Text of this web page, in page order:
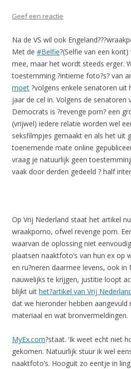
Geef een reactie
Na de VS wil ook
Met de #Belfie?(Selfie van een
mee, maar het wordt steeds erger.
toestemming ?intieme foto?s? van
moet ?volgens enkele senatoren uit
jaar de cel in. Volgens de senatoren
Democrats is ?revenge porn? een
(vrijwel) iedere relatie worden wel
seksfilmpjes gemaakt en als het uit
toenemende mate online
vraag je natuurlijk geen
vaak door derden gedeeld ? half
Op Vrij Nederland staat het artikel
wraakporno, ofwel revenge porn.
waarvan de oplossing niet
plaatsen naaktfoto’s van hun ex op
en ru?neren daarmee levens, ook in
nauwelijks te krijgen, justitie loopt
blijkt uit het?artikel van Vrij
dat we hieronder hebben
materiaal en wat bronvermeldingen.
MyEx.com?staat. ‘Ik weet echt niet
gekomen. Natuurlijk stuur ik wel
naaktfoto’s. Hooguit zo eentje in